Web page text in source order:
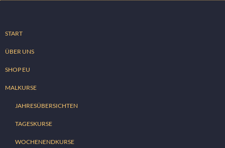
START
ÜBER UNS
SHOP EU
MALKURSE
JAHRESÜBERSICHTEN
TAGESKURSE
WOCHENENDKURSE